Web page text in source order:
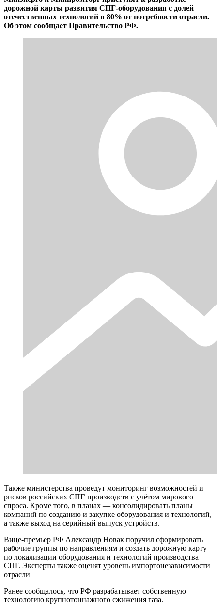
дорожной карты развития СПГ-оборудования с долей
отечественных технологий в 80% от потребности отрасли.
Об этом сообщает Правительство РФ.
Также министерства проведут мониторинг возможностей и
рисков российских СПГ-производств с учётом мирового
спроса. Кроме того, в планах — консолидировать планы
компаний по созданию и закупке оборудования и технологий,
а также выход на серийный выпуск устройств.
Вице-премьер РФ Александр Новак поручил сформировать
рабочие группы по направлениям и создать дорожную карту
по локализации оборудования и технологий производства
СПГ. Эксперты также оценят уровень импортонезависимости
отрасли.
Ранее сообщалось, что РФ разрабатывает собственную
технологию крупнотоннажного сжижения газа.